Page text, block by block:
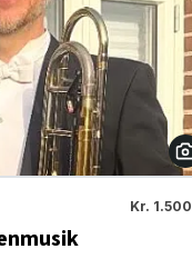
Kr. 1.500